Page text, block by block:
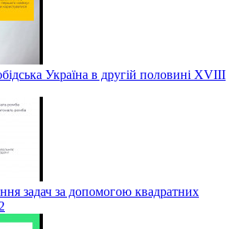
Україна в другій половині ХVIIІ
задач за допомогою квадратних